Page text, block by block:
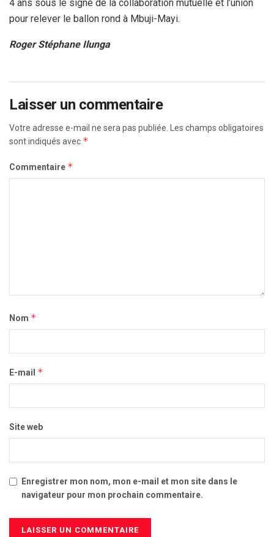
4 ans sous le signe de la collaboration mutuelle et l’union
pour relever le ballon rond à Mbuji-Mayi.
Roger Stéphane Ilunga
Laisser un commentaire
Votre adresse e-mail ne sera pas publiée.
Les champs obligatoires
sont indiqués avec *
Commentaire *
Nom *
E-mail *
Site web
Enregistrer mon nom, mon e-mail et mon site dans le
navigateur pour mon prochain commentaire.